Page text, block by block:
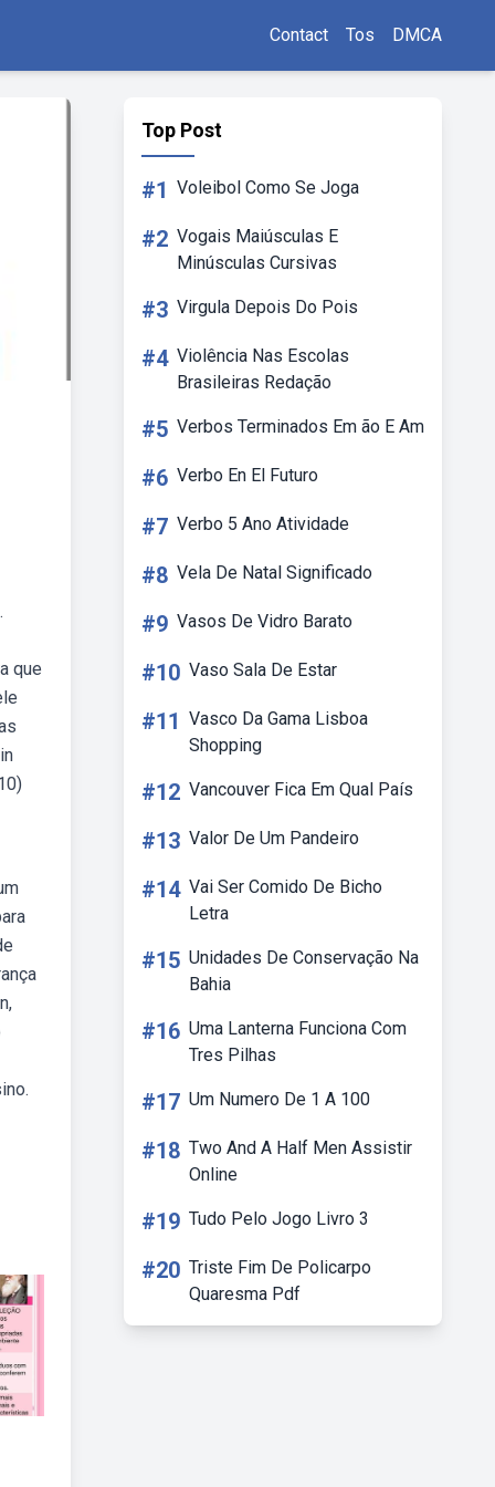
Contact Tos DMCA
que
Top Post
#1 Voleibol Como Se Joga
#2 Vogais Maiúsculas E
Minúsculas Cursivas
#3 Virgula Depois Do Pois
#4 Violência Nas Escolas
Brasileiras Redação
#5 Verbos Terminados Em ão E Am
#6 Verbo En El Futuro
#7 Verbo 5 Ano Atividade
#8 Vela De Natal Significado
#9 Vasos De Vidro Barato
#10 Vaso Sala De Estar
#11 Vasco Da Gama Lisboa
Shopping
#12 Vancouver Fica Em Qual País
#13 Valor De Um Pandeiro
#14 Vai Ser Comido De Bicho
Letra
#15 Unidades De Conservação Na
Bahia
#16 Uma Lanterna Funciona Com
Tres Pilhas
#17 Um Numero De 1 A 100
#18 Two And A Half Men Assistir
Online
#19 Tudo Pelo Jogo Livro 3
#20 Triste Fim De Policarpo
Quaresma Pdf